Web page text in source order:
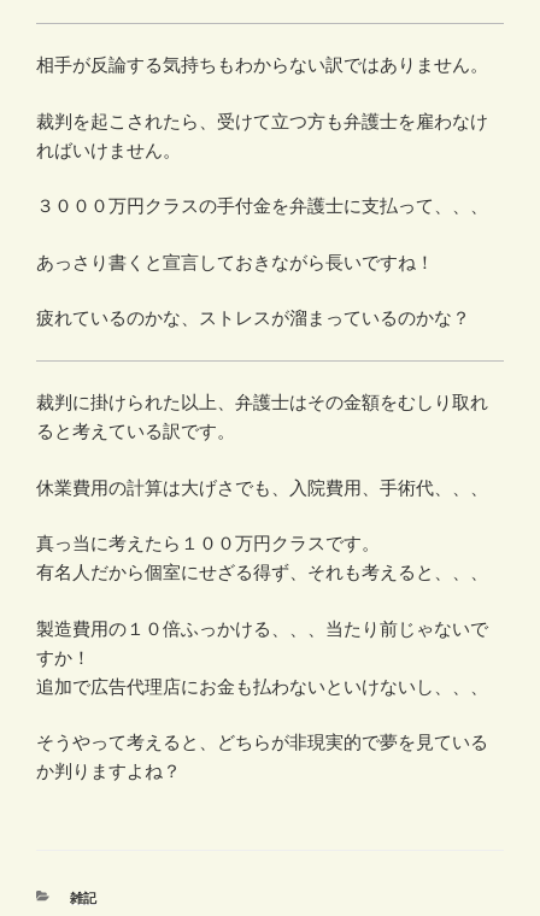
相手が反論する気持ちもわからない訳ではありません。
裁判を起こされたら、受けて立つ方も弁護士を雇わなけ
ればいけません。
３０００万円クラスの手付金を弁護士に支払って、、、
あっさり書くと宣言しておきながら長いですね！
疲れているのかな、ストレスが溜まっているのかな？
裁判に掛けられた以上、弁護士はその金額をむしり取れ
ると考えている訳です。
休業費用の計算は大げさでも、入院費用、手術代、、、
真っ当に考えたら１００万円クラスです。
有名人だから個室にせざる得ず、それも考えると、、、
製造費用の１０倍ふっかける、、、当たり前じゃないで
すか！
追加で広告代理店にお金も払わないといけないし、、、
そうやって考えると、どちらが非現実的で夢を見ている
か判りますよね？
カ
雑記